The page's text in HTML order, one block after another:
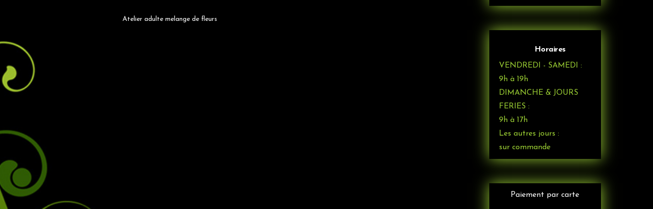
Atelier adulte melange de fleurs
Horaires
VENDREDI - SAMEDI :
9h à 19h
DIMANCHE & JOURS
FERIES :
9h à 17h
Les autres jours :
sur commande
Paiement par carte